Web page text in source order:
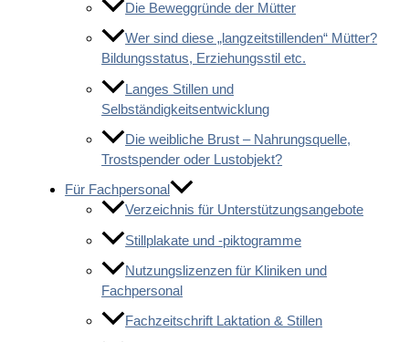
Die Beweggründe der Mütter
Wer sind diese „langzeitstillenden“ Mütter?
Bildungsstatus, Erziehungsstil etc.
Langes Stillen und
Selbständigkeitsentwicklung
Die weibliche Brust – Nahrungsquelle,
Trostspender oder Lustobjekt?
Für Fachpersonal
Verzeichnis für Unterstützungsangebote
Stillplakate und -piktogramme
Nutzungslizenzen für Kliniken und
Fachpersonal
Fachzeitschrift Laktation & Stillen